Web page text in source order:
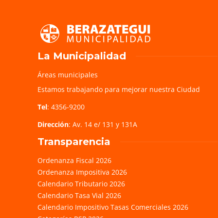
La Municipalidad
Áreas municipales
Estamos trabajando para mejorar nuestra Ciudad
Tel: 4356-9200
Dirección: Av. 14 e/ 131 y 131A
Transparencia
Ordenanza Fiscal 2026
Ordenanza Impositiva 2026
Calendario Tributario 2026
Calendario Tasa Vial 2026
Calendario Impositivo Tasas Comerciales 2026